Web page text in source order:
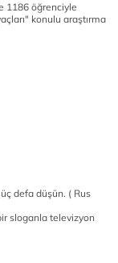
1186 öğrenciyle
konulu araştırma
defa düşün. ( Rus
sloganla televizyon